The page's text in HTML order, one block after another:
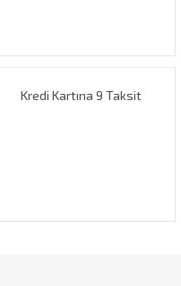
Kredi Kartına 9 Taksit